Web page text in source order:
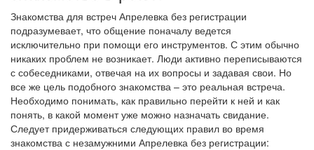
Знакомства для встреч Апрелевка без регистрации
подразумевает, что общение поначалу ведется
исключительно при помощи его инструментов. С этим обычно
никаких проблем не возникает. Люди активно переписываются
с собеседниками, отвечая на их вопросы и задавая свои. Но
все же цель подобного знакомства – это реальная встреча.
Необходимо понимать, как правильно перейти к ней и как
понять, в какой момент уже можно назначать свидание.
Следует придерживаться следующих правил во время
знакомства с незамужними Апрелевка без регистрации: